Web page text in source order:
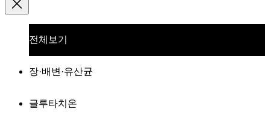
전체보기
장·배변·유산균
글루타치온